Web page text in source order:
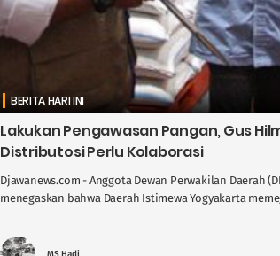
BERITA HARI INI
Lakukan Pengawasan Pangan, Gus
Distributosi Perlu Kolaborasi
Djawanews.com - Anggota Dewan Perwakilan Daerah
menegaskan bahwa Daerah Istimewa Yogyakarta